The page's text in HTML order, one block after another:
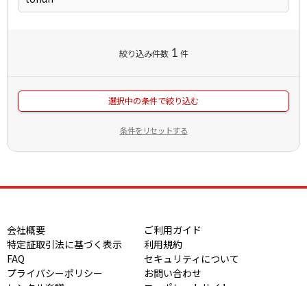
絞り込み件数 1 件
選択中の条件で絞り込む
条件をリセットする
会社概要
ご利用ガイド
特定証取引法に基づく表示
利用規約
FAQ
セキュリティについて
プライバシーポリシー
お問い合わせ